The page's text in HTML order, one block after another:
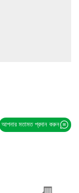
আপনার মতামত প্রদান করুন